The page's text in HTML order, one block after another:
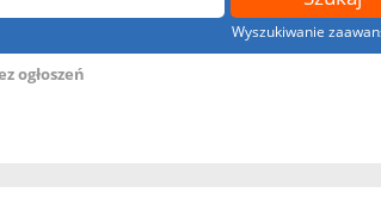
Wyszukiwanie
ogłoszeń